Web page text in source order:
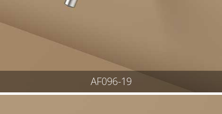
AF096-19